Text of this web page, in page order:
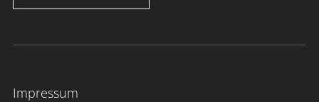
Impressum